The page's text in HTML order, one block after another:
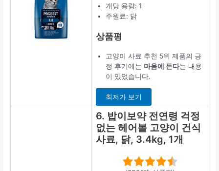
개당 용량: 1
주원료: 닭
상품평
고양이 사료 추천 5위 제품의 긍
정 후기에는 마음에 든다는 내용
이 있었습니다.
최저가 보기
6. 밥이보약 전연령 걱정
없는 헤어볼 고양이 건식
사료, 닭, 3.4kg, 1개